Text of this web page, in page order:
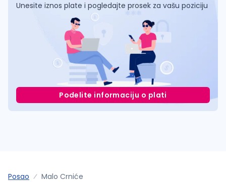
Unesite iznos plate i pogledajte prosek za vašu poziciju
Podelite informaciju o plati
Posao Malo Crniće